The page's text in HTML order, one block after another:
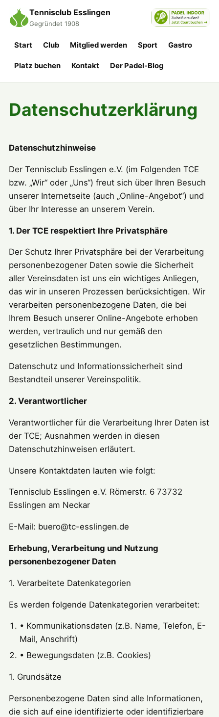
Tennisclub Esslingen
Gegründet 1908
Start Club Mitglied werden Sport Gastro
Platz buchen Kontakt Der Padel-Blog
Datenschutzerklärung
Datenschutzhinweise
Der Tennisclub Esslingen e.V. (im Folgenden TCE
bzw. „Wir“ oder „Uns“) freut sich über Ihren Besuch
unserer Internetseite (auch „Online-Angebot“) und
über Ihr Interesse an unserem Verein.
1. Der TCE respektiert Ihre Privatsphäre
Der Schutz Ihrer Privatsphäre bei der Verarbeitung
personenbezogener Daten sowie die Sicherheit
aller Vereinsdaten ist uns ein wichtiges Anliegen,
das wir in unseren Prozessen berücksichtigen. Wir
verarbeiten personenbezogene Daten, die bei
Ihrem Besuch unserer Online-Angebote erhoben
werden, vertraulich und nur gemäß den
gesetzlichen Bestimmungen.
Datenschutz und Informationssicherheit sind
Bestandteil unserer Vereinspolitik.
2. Verantwortlicher
Verantwortlicher für die Verarbeitung Ihrer Daten ist
der TCE; Ausnahmen werden in diesen
Datenschutzhinweisen erläutert.
Unsere Kontaktdaten lauten wie folgt:
Tennisclub Esslingen e.V. Römerstr. 6 73732
Esslingen am Neckar
E-Mail: buero@tc-esslingen.de
Erhebung, Verarbeitung und Nutzung
personenbezogener Daten
1. Verarbeitete Datenkategorien
Es werden folgende Datenkategorien verarbeitet:
• Kommunikationsdaten (z.B. Name, Telefon, E-
Mail, Anschrift)
• Bewegungsdaten (z.B. Cookies)
1. Grundsätze
Personenbezogene Daten sind alle Informationen,
die sich auf eine identifizierte oder identifizierbare